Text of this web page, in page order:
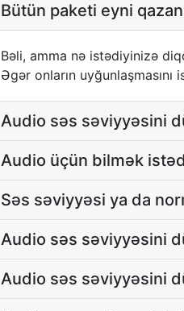
Bütün paketi eyni
Bəli, amma nə istədiyinizə
Əgər onların uyğunlaşmasını
Audio səs səviyyəsini
Audio üçün bilmək
Səs səviyyəsi ya da
Audio səs səviyyəsini
Audio səs səviyyəsini